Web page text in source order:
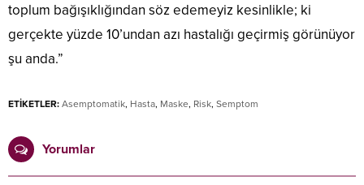
toplum bağışıklığından söz edemeyiz kesinlikle; ki
gerçekte yüzde 10’undan azı hastalığı geçirmiş görünüyor
şu anda.”
ETİKETLER: Asemptomatik, Hasta, Maske, Risk, Semptom
Yorumlar